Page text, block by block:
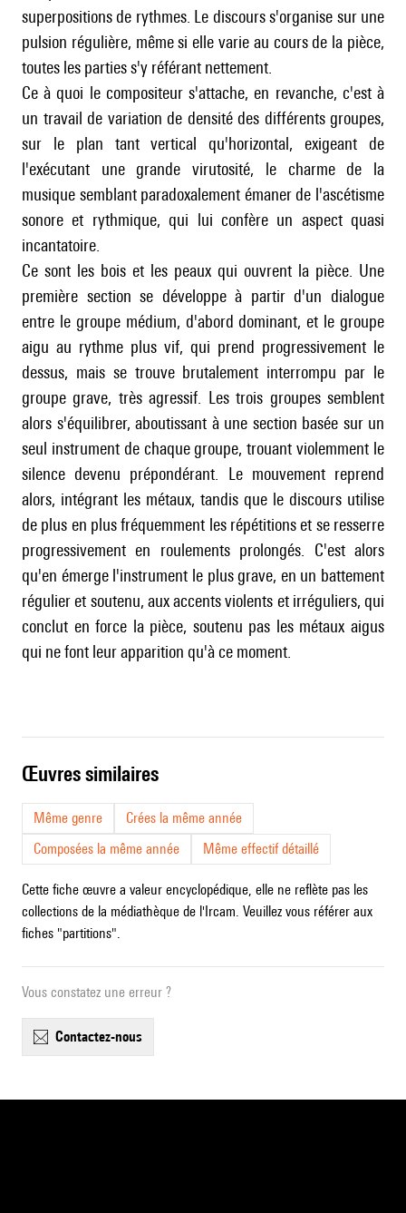
superpositions de rythmes. Le discours s'organise sur une
pulsion régulière, même si elle varie au cours de la pièce,
toutes les parties s'y référant nettement.
Ce à quoi le compositeur s'attache, en revanche, c'est à
un travail de variation de densité des différents groupes,
sur le plan tant vertical qu'horizontal, exigeant de
l'exécutant une grande virutosité, le charme de la
musique semblant paradoxalement émaner de l'ascétisme
sonore et rythmique, qui lui confère un aspect quasi
incantatoire.
Ce sont les bois et les peaux qui ouvrent la pièce. Une
première section se développe à partir d'un dialogue
entre le groupe médium, d'abord dominant, et le groupe
aigu au rythme plus vif, qui prend progressivement le
dessus, mais se trouve brutalement interrompu par le
groupe grave, très agressif. Les trois groupes semblent
alors s'équilibrer, aboutissant à une section basée sur un
seul instrument de chaque groupe, trouant violemment le
silence devenu prépondérant. Le mouvement reprend
alors, intégrant les métaux, tandis que le discours utilise
de plus en plus fréquemment les répétitions et se resserre
progressivement en roulements prolongés. C'est alors
qu'en émerge l'instrument le plus grave, en un battement
régulier et soutenu, aux accents violents et irréguliers, qui
conclut en force la pièce, soutenu pas les métaux aigus
qui ne font leur apparition qu'à ce moment.
œuvres similaires
Même genre
Crées la même année
Composées la même année
Même effectif détaillé
Cette fiche œuvre a valeur encyclopédique, elle ne reflète pas les
collections de la médiathèque de l'Ircam. Veuillez vous référer aux
fiches "partitions".
Vous constatez une erreur ?
contactez-nous